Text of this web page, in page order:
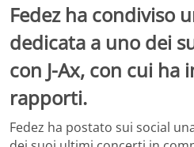
Fedez ha condiviso
dedicata a uno dei
con J-Ax, con cui
rapporti.
Fedez ha postato sui social